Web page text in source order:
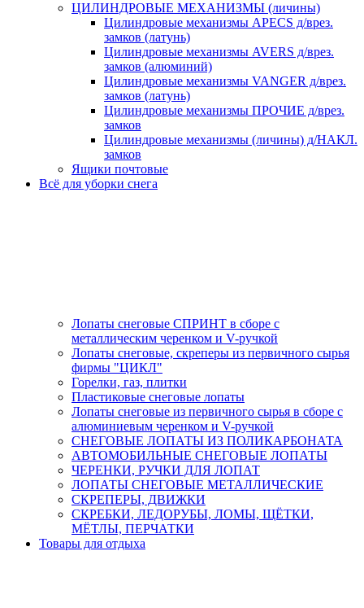
ЦИЛИНДРОВЫЕ МЕХАНИЗМЫ (личины)
Цилиндровые механизмы APECS д/врез.
замков (латунь)
Цилиндровые механизмы AVERS д/врез.
замков (алюминий)
Цилиндровые механизмы VANGER д/врез.
замков (латунь)
Цилиндровые механизмы ПРОЧИЕ д/врез.
замков
Цилиндровые механизмы (личины) д/НАКЛ.
замков
Ящики почтовые
Всё для уборки снега
Лопаты снеговые СПРИНТ в сборе с
металлическим черенком и V-ручкой
Лопаты снеговые, скреперы из первичного сырья
фирмы "ЦИКЛ"
Горелки, газ, плитки
Пластиковые снеговые лопаты
Лопаты снеговые из первичного сырья в сборе с
алюминиевым черенком и V-ручкой
СНЕГОВЫЕ ЛОПАТЫ ИЗ ПОЛИКАРБОНАТА
АВТОМОБИЛЬНЫЕ СНЕГОВЫЕ ЛОПАТЫ
ЧЕРЕНКИ, РУЧКИ ДЛЯ ЛОПАТ
ЛОПАТЫ СНЕГОВЫЕ МЕТАЛЛИЧЕСКИЕ
СКРЕПЕРЫ, ДВИЖКИ
СКРЕБКИ, ЛЕДОРУБЫ, ЛОМЫ, ЩЁТКИ,
МЁТЛЫ, ПЕРЧАТКИ
Товары для отдыха